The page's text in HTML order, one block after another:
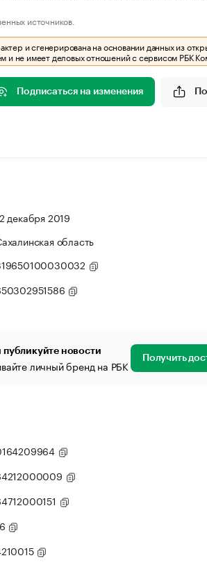
источников.
и сгенерирована на основании данных из
и не имеет деловых отношений с сервисом РБК
Подписаться на изменения
декабря 2019
область
новости
личный бренд на РБК Получить